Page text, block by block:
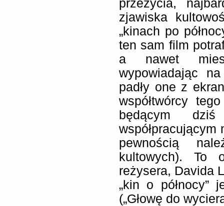
przeżycia,
zjawiska
„kinach po
ten sam film
a nawet
wypowiadając
padły one z
współtwórcy
będącym dziś
pewnością
kultowych). To
reżysera, Davida
„kin o północy”
(„Głowę do